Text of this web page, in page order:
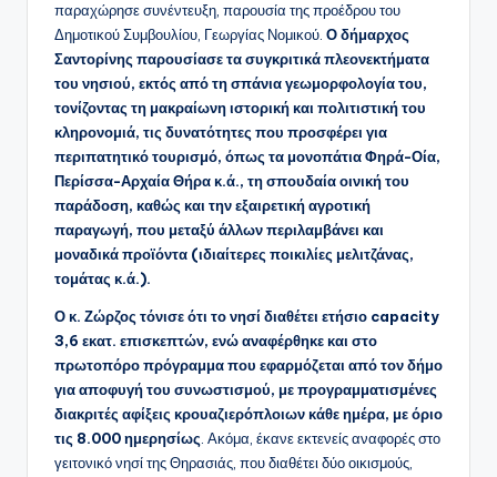
παραχώρησε συνέντευξη, παρουσία της προέδρου του
Δημοτικού Συμβουλίου, Γεωργίας Νομικού. Ο δήμαρχος
Σαντορίνης παρουσίασε τα συγκριτικά πλεονεκτήματα
του νησιού, εκτός από τη σπάνια γεωμορφολογία του,
τονίζοντας τη μακραίωνη ιστορική και πολιτιστική του
κληρονομιά, τις δυνατότητες που προσφέρει για
περιπατητικό τουρισμό, όπως τα μονοπάτια Φηρά-Οία,
Περίσσα-Αρχαία Θήρα κ.ά., τη σπουδαία οινική του
παράδοση, καθώς και την εξαιρετική αγροτική
παραγωγή, που μεταξύ άλλων περιλαμβάνει και
μοναδικά προϊόντα (ιδιαίτερες ποικιλίες μελιτζάνας,
τομάτας κ.ά.).
Ο κ. Ζώρζος τόνισε ότι το νησί διαθέτει ετήσιο capacity
3,6 εκατ. επισκεπτών, ενώ αναφέρθηκε και στο
πρωτοπόρο πρόγραμμα που εφαρμόζεται από τον δήμο
για αποφυγή του συνωστισμού, με προγραμματισμένες
διακριτές αφίξεις κρουαζιερόπλοιων κάθε ημέρα, με όριο
τις 8.000 ημερησίως . Ακόμα, έκανε εκτενείς αναφορές στο
γειτονικό νησί της Θηρασιάς, που διαθέτει δύο οικισμούς,